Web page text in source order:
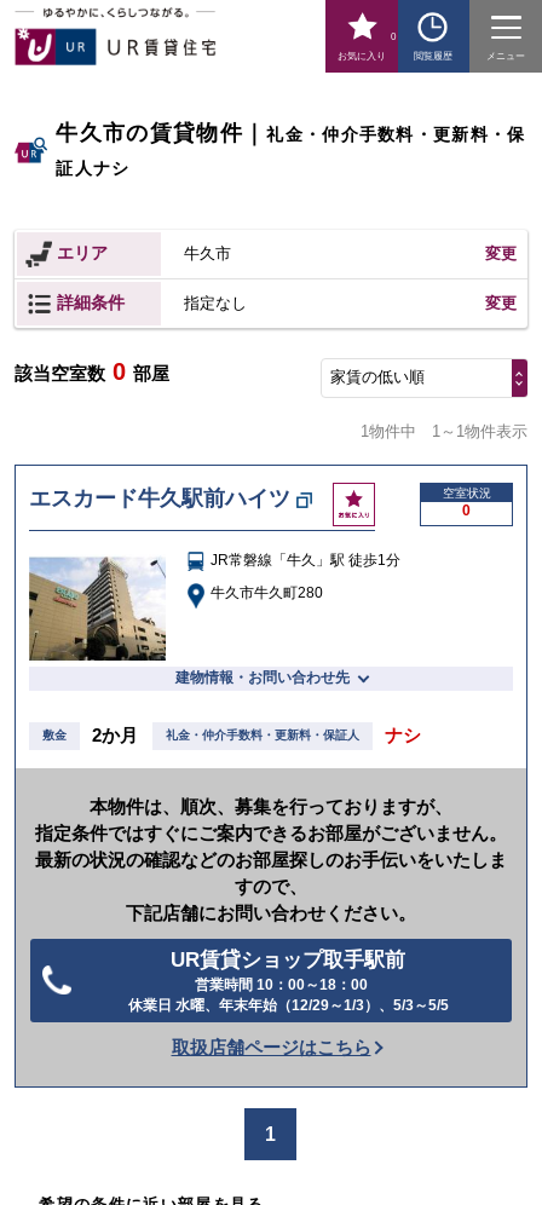
お気に入り
0
閲覧履歴
メニュー
牛久市の賃貸物件｜礼金・仲介手数料・更新料・保
証人ナシ
エリア 牛久市 変更
詳細条件 指定なし 変更
該当空室数 0 部屋 家賃の低い順
1物件中 1～1物件表示
エスカード牛久駅前ハイツ
お
気
入
空室状況
0
JR常磐線「牛久」駅 徒歩1分
牛久市牛久町280
建物情報・お問い合わせ先
敷金 2か月 礼金・仲介手数料・更新料・保証人 ナシ
本物件は、順次、募集を行っておりますが、
指定条件ではすぐにご案内できるお部屋がございません。
最新の状況の確認などのお部屋探しのお手伝いをいたしま
すので、
下記店舗にお問い合わせください。
UR賃貸ショップ取手駅前
営業時間 10：00～18：00
休業日 水曜、年末年始（12/29～1/3）、5/3～5/5
話
か
取扱店舗ページはこちら
1